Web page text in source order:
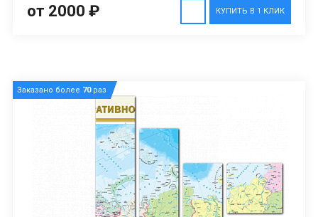
КУПИТЬ В 1 КЛИК
от 2000 ₽
Заказано более 70раз